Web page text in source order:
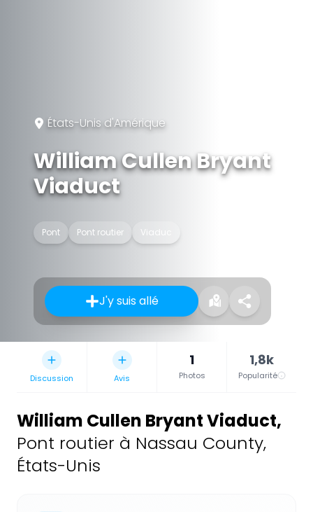
États-Unis d'Amérique
William Cullen Bryant
Viaduct
Pont Pont routier Viaduc
J'y suis allé
Discussion Avis
1
Photos
1,8k
Popularité
William Cullen Bryant Viaduct,
Pont routier à Nassau County,
États-Unis